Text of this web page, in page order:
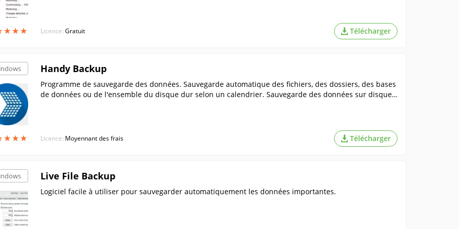
★★★
★★★ Licence: Gratuit Télécharger
★★★
★★★
Handy Backup
Programme de sauvegarde des données. Sauvegarde automatique des fichiers, des dossiers, des bases
de données ou de l'ensemble du disque dur selon un calendrier. Sauvegarde des données sur disque
Licence: Moyennant des frais Télécharger
Live File Backup
Logiciel facile à utiliser pour sauvegarder automatiquement les données importantes.